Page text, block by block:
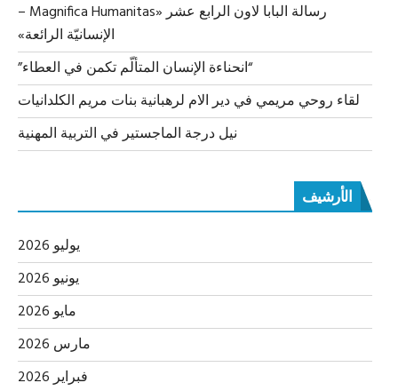
رسالة البابا لاون الرابع عشر «Magnifica Humanitas –
الإنسانيّة الرائعة»
“انحناءة الإنسان المتألّم تكمن في العطاء”
لقاء روحي مريمي في دير الام لرهبانية بنات مريم الكلدانيات
نيل درجة الماجستير في التربية المهنية
الأرشيف
يوليو 2026
يونيو 2026
مايو 2026
مارس 2026
فبراير 2026